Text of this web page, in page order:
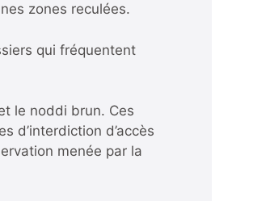
zones reculées.
qui fréquentent
le noddi brun. Ces
d’interdiction d’accès
menée par la